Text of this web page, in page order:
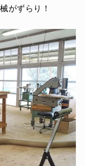
がずらり！